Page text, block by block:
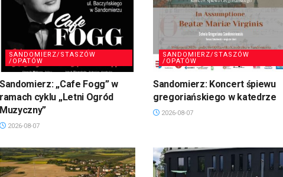
SANDOMIERZ/STASZÓW
/OPATÓW
Sandomierz: „Cafe Fogg” w
ramach cyklu „Letni Ogród
Muzyczny”
2026-08-07
SANDOMIERZ/STASZÓW
/OPATÓW
Sandomierz: Koncert śpiewu
gregoriańskiego w katedrze
2026-08-07